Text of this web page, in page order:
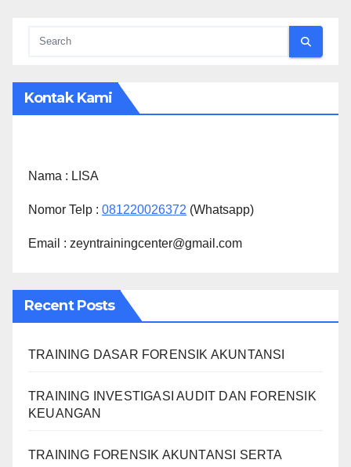
Kontak Kami
Nama : LISA
Nomor Telp : 081220026372 (Whatsapp)
Email : zeyntrainingcenter@gmail.com
Recent Posts
TRAINING DASAR FORENSIK AKUNTANSI
TRAINING INVESTIGASI AUDIT DAN FORENSIK
KEUANGAN
TRAINING FORENSIK AKUNTANSI SERTA